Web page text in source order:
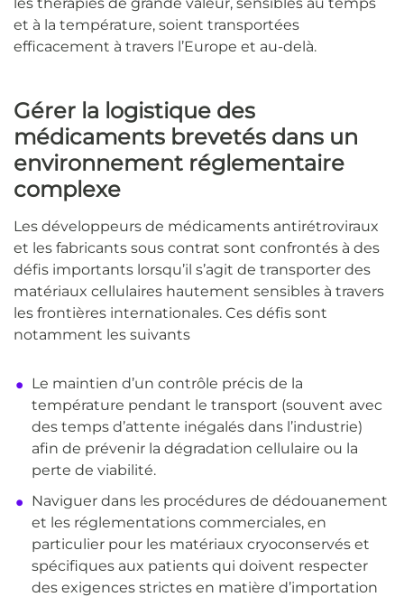
et à la température, soient transportées
efficacement à travers l’Europe et au-delà.
Gérer la logistique des
médicaments brevetés dans un
environnement réglementaire
complexe
Les développeurs de médicaments antirétroviraux
et les fabricants sous contrat sont confrontés à des
défis importants lorsqu’il s’agit de transporter des
matériaux cellulaires hautement sensibles à travers
les frontières internationales. Ces défis sont
notamment les suivants
Le maintien d’un contrôle précis de la
température pendant le transport (souvent avec
des temps d’attente inégalés dans l’industrie)
afin de prévenir la dégradation cellulaire ou la
perte de viabilité.
Naviguer dans les procédures de dédouanement
et les réglementations commerciales, en
particulier pour les matériaux cryoconservés et
spécifiques aux patients qui doivent respecter
des exigences strictes en matière d’importation